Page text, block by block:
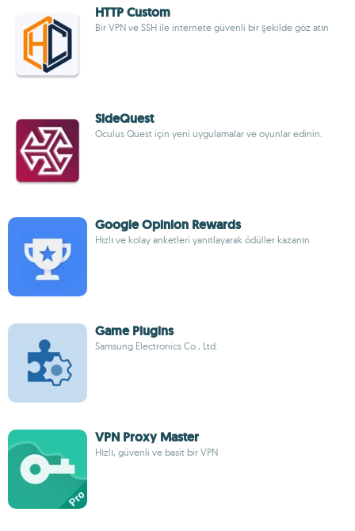
HTTP Custom
Bir VPN ve SSH ile internete güvenli bir şekilde göz atın
SideQuest
Oculus Quest için yeni uygulamalar ve oyunlar edinin.
Google Opinion Rewards
Hızlı ve kolay anketleri yanıtlayarak ödüller kazanın
Game Plugins
Samsung Electronics Co., Ltd.
VPN Proxy Master
Hızlı, güvenli ve basit bir VPN